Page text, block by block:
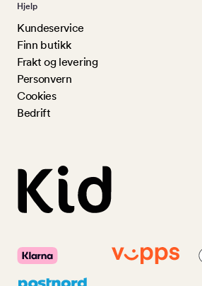
Hjelp
Kundeservice
Finn butikk
Frakt og levering
Personvern
Cookies
Bedrift